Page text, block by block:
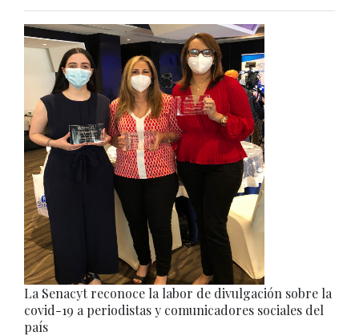
La Senacyt reconoce la labor de divulgación sobre la
covid-19 a periodistas y comunicadores sociales del
país